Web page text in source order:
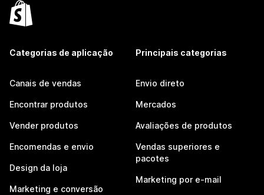
Categorias de aplicação
Canais de vendas
Encontrar produtos
Vender produtos
Encomendas e envio
Design da loja
Marketing e conversão
Principais categorias
Envio direto
Mercados
Avaliações de produtos
Vendas superiores e
pacotes
Marketing por e-mail